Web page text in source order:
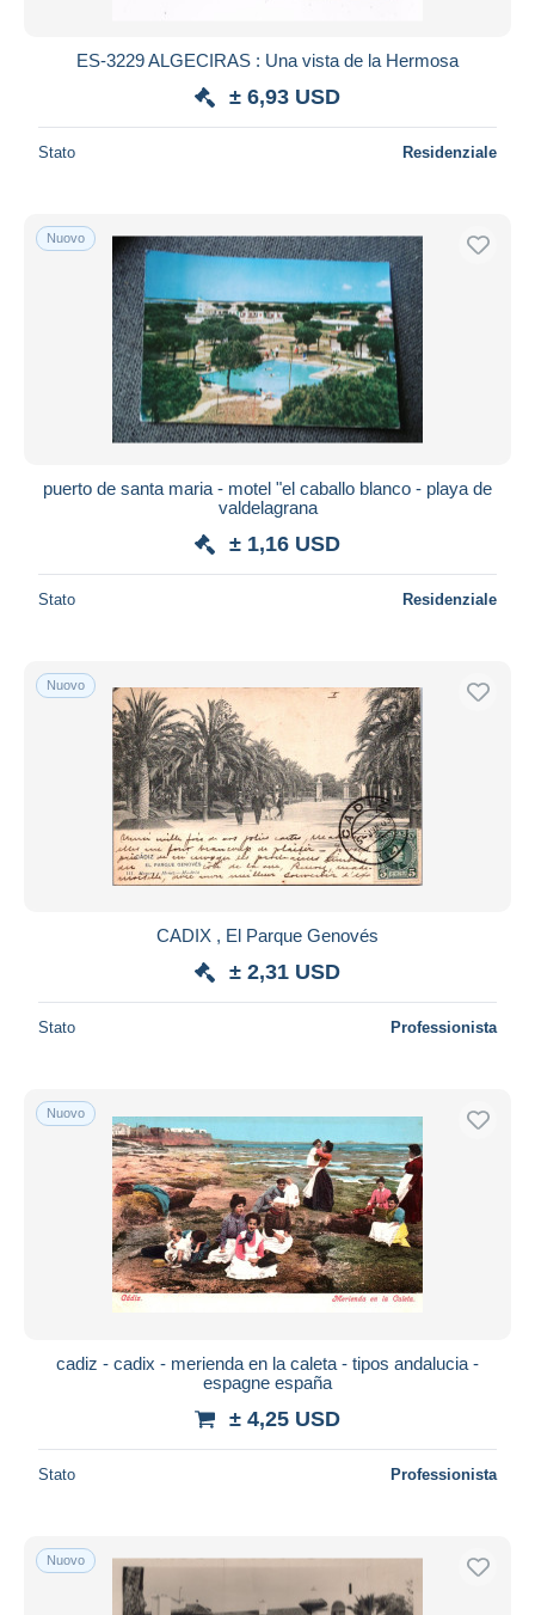
ES-3229 ALGECIRAS : Una vista de la Hermosa
± 6,93 USD
Stato Residenziale
Nuovo
puerto de santa maria - motel "el caballo blanco - playa de
valdelagrana
± 1,16 USD
Stato Residenziale
Nuovo
CADIX , El Parque Genovés
± 2,31 USD
Stato Professionista
Nuovo
cadiz - cadix - merienda en la caleta - tipos andalucia -
espagne españa
± 4,25 USD
Stato Professionista
Nuovo